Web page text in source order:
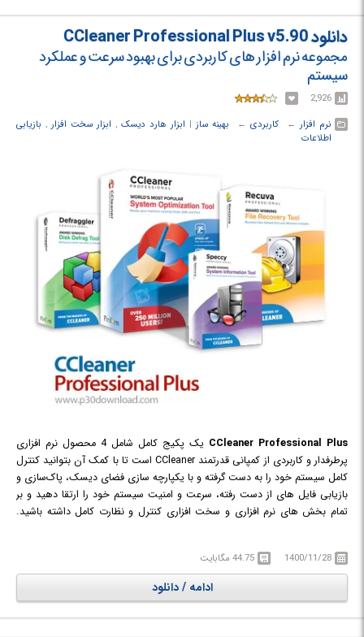
دانلود CCleaner Professional Plus v5.90
مجموعه نرم افزار های کاربردی برای بهبود سرعت و عملکرد
سیستم
2,926
نرم افزار ← ‏ کاربردی ← ‏ بهینه ساز ‏| ابزار هارد دیسک , ابزار سخت افزار , بازیابی
اطلاعات
CCleaner Professional Plus
یک پکیج کامل شامل 4 محصول نرم افزاری
پرطرفدار و کاربردی از کمپانی قدرتمند CCleaner است تا با کمک آن بتوانید کنترل
کامل سیستم خود را به دست گرفته و با یکپارچه سازی فضای دیسک، پاک‌سازی و
بازیابی فایل های از دست رفته، سرعت و امنیت سیستم خود را ارتقا دهید و بر
تمام بخش های نرم افزاری و سخت افزاری کنترل و نظارت کامل داشته باشید.
هرکدام از این محصولات آشنا شوید.
1400/11/28 44.75 مگابایت
ادامه / دانلود